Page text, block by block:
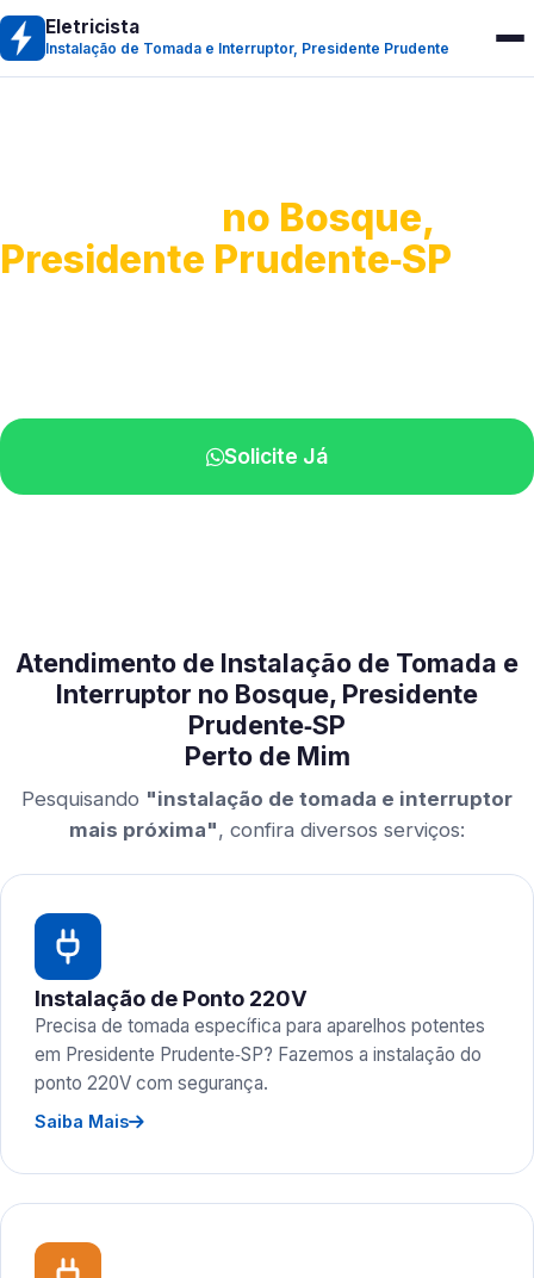
Eletricista
Instalação de Tomada e Interruptor, Presidente Prudente
no Bosque,
Presidente Prudente‑SP
Solicite Já
Atendimento de Instalação de Tomada e
Interruptor no Bosque, Presidente
Prudente‑SP
Perto de Mim
Pesquisando "instalação de tomada e interruptor
mais próxima", confira diversos serviços:
Instalação de Ponto 220V
Precisa de tomada específica para aparelhos potentes
em Presidente Prudente‑SP? Fazemos a instalação do
ponto 220V com segurança.
Saiba Mais